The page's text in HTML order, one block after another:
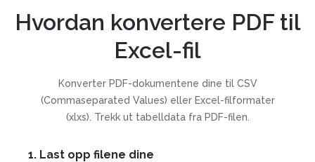
Hvordan konvertere PDF til
Excel-fil
Konverter PDF-dokumentene dine til CSV
(Commaseparated Values) eller Excel-filformater
(xlxs). Trekk ut tabelldata fra PDF-filen.
1. Last opp filene dine